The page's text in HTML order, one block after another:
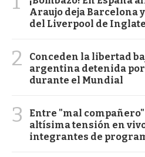
Araujo deja Barcelona
del Liverpool de
2
Conceden la libertad
argentina detenida por
durante el Mundial
3
Entre "mal
altísima tensión en
integrantes de